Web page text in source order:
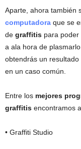
Aparte, ahora también
computadora que se
de graffitis para
a ala hora de
obtendrás un
en un caso común.
Entre los mejores
graffitis encontramos
• Graffiti Studio